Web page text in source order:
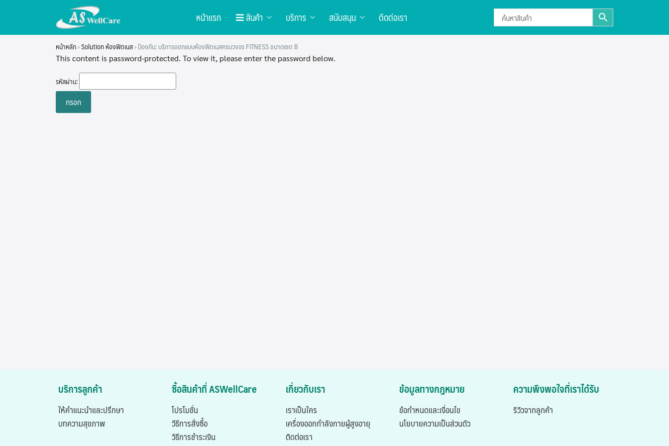
หน้าแรก สินค้า บริการ สนับสนุน ติดต่อเรา
หน้าหลัก›Solution ห้องฟิตเนส›ป้องกัน: บริการออกแบบห้องฟิตเนสครบวงจร FITNESS ขนาดเซต B
This content is password-protected. To view it, please enter the password below.
รหัสผ่าน:
บริการลูกค้า
ให้คำแนะนำและปรึกษา
บทความสุขภาพ
ซื้อสินค้าที่ ASWellCare
โปรโมชั่น
วีธีการสั่งซื้อ
วิธีการชำระเงิน
เกี่ยวกับเรา
เราเป็นใคร
เครื่องออกกำลังกายผู้สูงอายุ
ติดต่อเรา
ข้อมูลทางกฎหมาย
ข้อกำหนดและเงื่อนไข
นโยบายความเป็นส่วนตัว
ความพึงพอใจที่เราได้รับ
ริวิวจากลูกค้า